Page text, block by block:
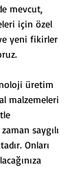
mevcut,
için özel
yeni fikirler
üretim
malzemeleri
saygılı
Onları